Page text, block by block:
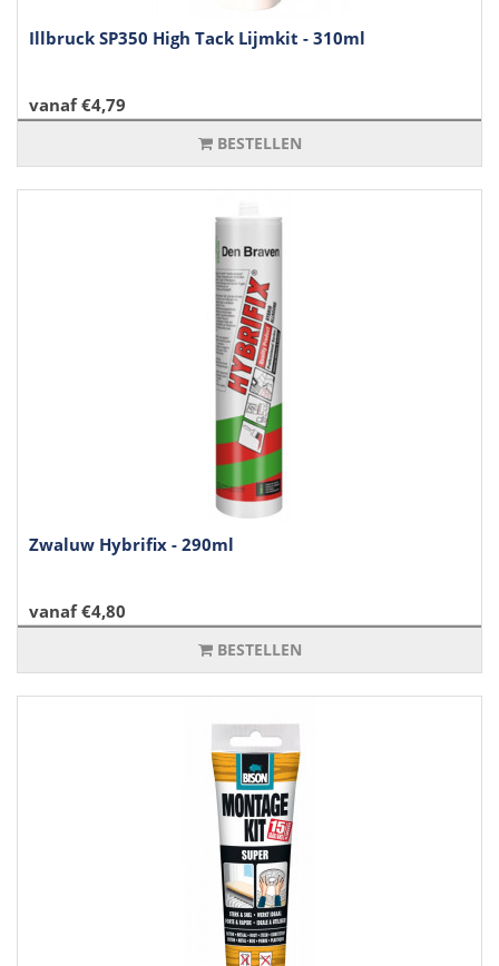
Illbruck SP350 High Tack Lijmkit - 310ml
vanaf €4,79
BESTELLEN
Zwaluw Hybrifix - 290ml
vanaf €4,80
BESTELLEN